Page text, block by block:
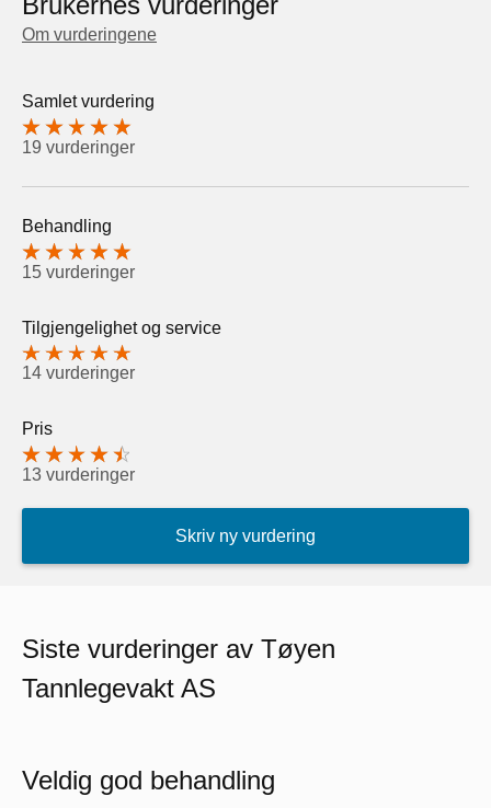
Om vurderingene
Samlet vurdering
19 vurderinger
Behandling
15 vurderinger
Tilgjengelighet og service
14 vurderinger
Pris
13 vurderinger
Skriv ny vurdering
Siste vurderinger av Tøyen
Tannlegevakt AS
Veldig god behandling